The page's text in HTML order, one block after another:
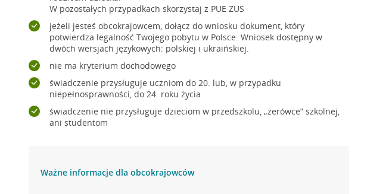
W pozostałych przypadkach skorzystaj z PUE ZUS
jeżeli jesteś obcokrajowcem, dołącz do wniosku dokument, który
potwierdza legalność Twojego pobytu w Polsce. Wniosek dostępny w
dwóch wersjach językowych: polskiej i ukraińskiej.
nie ma kryterium dochodowego
świadczenie przysługuje uczniom do 20. lub, w przypadku
niepełnosprawności, do 24. roku życia
świadczenie nie przysługuje dzieciom w przedszkolu, „zerówce” szkolnej,
ani studentom
Ważne informacje dla obcokrajowców